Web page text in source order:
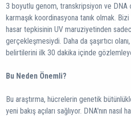
3 boyutlu genom, transkripsiyon ve DNA
karmaşık koordinasyona tanık olmak.
hasar tepkisinin UV maruziyetinden
gerçekleşmesiydi. Daha da şaşırtıcı
belirtilerini ilk 30 dakika içinde
Bu Neden Önemli?
Bu araştırma, hücrelerin genetik
yeni bakış açıları sağlıyor. DNA'nın nasıl